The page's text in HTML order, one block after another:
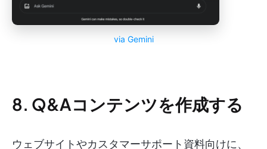
via Gemini
8. Q&Aコンテンツを作成する
ウェブサイトやカスタマーサポート資料向けに、